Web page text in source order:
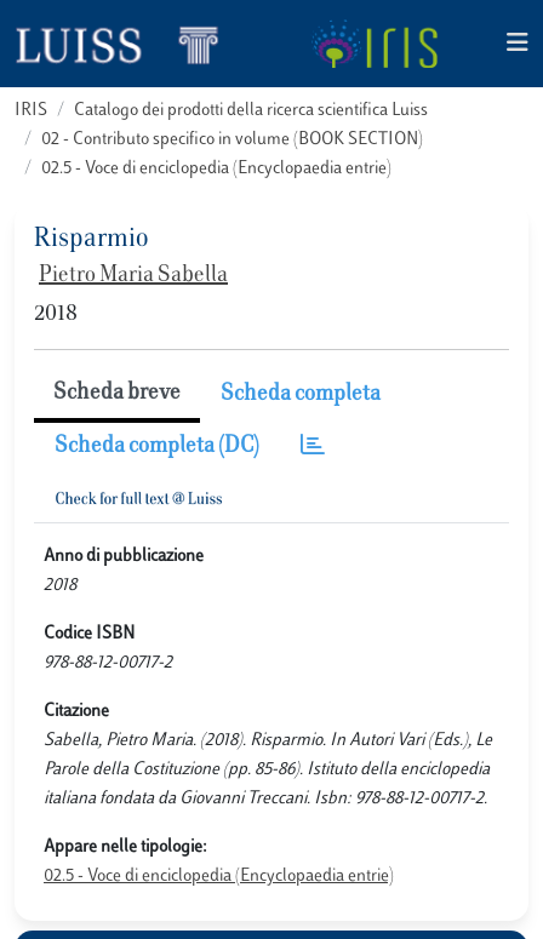
IRIS
Catalogo dei prodotti della ricerca scientifica Luiss
02 - Contributo specifico in volume (BOOK SECTION)
02.5 - Voce di enciclopedia (Encyclopaedia entrie)
Risparmio
Pietro Maria Sabella
2018
Scheda breve Scheda completa
Scheda completa (DC)
Anno di pubblicazione
2018
Codice ISBN
978-88-12-00717-2
Citazione
Sabella, Pietro Maria. (2018). Risparmio. In Autori Vari (Eds.), Le
Parole della Costituzione (pp. 85-86). Istituto della enciclopedia
italiana fondata da Giovanni Treccani. Isbn: 978-88-12-00717-2.
Appare nelle tipologie:
02.5 - Voce di enciclopedia (Encyclopaedia entrie)